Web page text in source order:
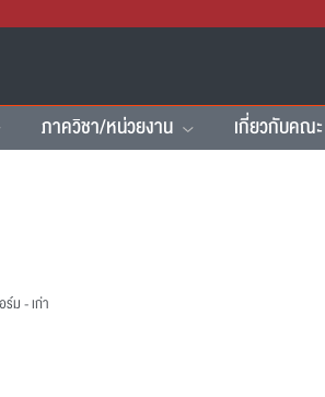
ภาควิชา/หน่วยงาน เกี่ยวกับคณะ
ม - เก่า